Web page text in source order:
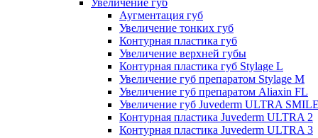
Увеличение губ
Аугментация губ
Увеличение тонких губ
Контурная пластика губ
Увеличение верхней губы
Контурная пластика губ Stylage L
Увеличение губ препаратом Stylage M
Увеличение губ препаратом Aliaxin FL
Увеличение губ Juvederm ULTRA
Контурная пластика Juvederm ULTRA 2
Контурная пластика Juvederm ULTRA 3